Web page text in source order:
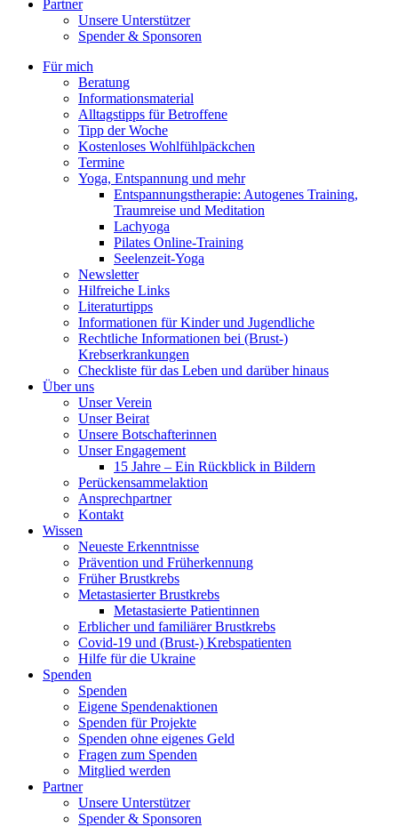
Partner
Unsere Unterstützer
Spender & Sponsoren
Für mich
Beratung
Informationsmaterial
Alltagstipps für Betroffene
Tipp der Woche
Kostenloses Wohlfühlpäckchen
Termine
Yoga, Entspannung und mehr
Entspannungstherapie: Autogenes Training,
Traumreise und Meditation
Lachyoga
Pilates Online-Training
Seelenzeit-Yoga
Newsletter
Hilfreiche Links
Literaturtipps
Informationen für Kinder und Jugendliche
Rechtliche Informationen bei (Brust-)
Krebserkrankungen
Checkliste für das Leben und darüber hinaus
Über uns
Unser Verein
Unser Beirat
Unsere Botschafterinnen
Unser Engagement
15 Jahre – Ein Rückblick in Bildern
Perückensammelaktion
Ansprechpartner
Kontakt
Wissen
Neueste Erkenntnisse
Prävention und Früherkennung
Früher Brustkrebs
Metastasierter Brustkrebs
Metastasierte Patientinnen
Erblicher und familiärer Brustkrebs
Covid-19 und (Brust-) Krebspatienten
Hilfe für die Ukraine
Spenden
Spenden
Eigene Spendenaktionen
Spenden für Projekte
Spenden ohne eigenes Geld
Fragen zum Spenden
Mitglied werden
Partner
Unsere Unterstützer
Spender & Sponsoren